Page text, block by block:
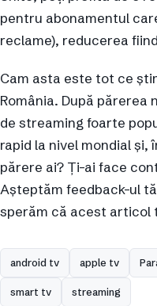
pentru abonamentul
reclame), reducerea
Cam asta este tot ce
România. După
de streaming foarte
rapid la nivel mondial și,
părere ai? Ți-ai face
Așteptăm feedback-ul
sperăm că acest articol
android tv apple tv
smart tv streaming